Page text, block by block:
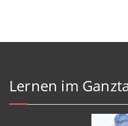
Lernen im